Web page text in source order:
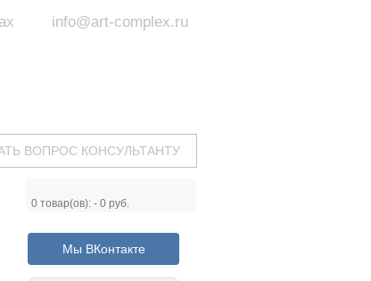
info@art-complex.ru
ВОПРОС КОНСУЛЬТАНТУ
0 товар(ов): - 0 руб.
Мы ВКонтакте